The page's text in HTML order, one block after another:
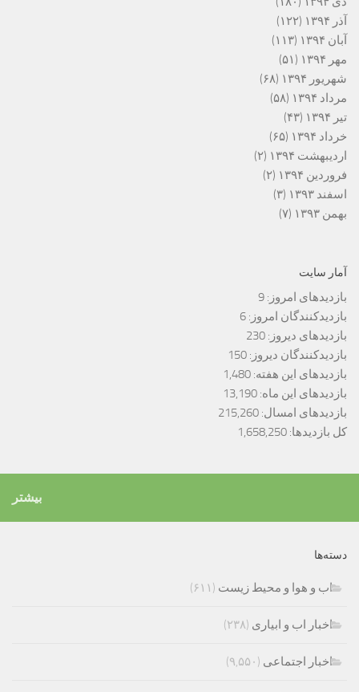
آذر ۱۳۹۴
(۱۲۲)
آبان ۱۳۹۴
(۱۱۳)
مهر ۱۳۹۴
(۵۱)
شهریور ۱۳۹۴
(۶۸)
مرداد ۱۳۹۴
(۵۸)
تیر ۱۳۹۴
(۴۳)
خرداد ۱۳۹۴
(۶۵)
اردیبهشت ۱۳۹۴
(۲)
فروردین ۱۳۹۴
(۲)
اسفند ۱۳۹۳
(۳)
بهمن ۱۳۹۳
(۷)
آمار سایت
بازدیدهای امروز: 9
بازدیدکنندگان امروز: 6
بازدیدهای دیروز: 230
بازدیدکنندگان دیروز: 150
بازدیدهای این هفته: 1,480
بازدیدهای این ماه: 13,190
بازدیدهای امسال: 215,260
کل بازدیدها: 1,658,250
بیشتر
دسته‌ها
اب و هوا و محیط زیست (۶۱۱)
اخبار اب و ابیاری (۲۳۸)
اخبار اجتماعی (۹,۵۵۰)